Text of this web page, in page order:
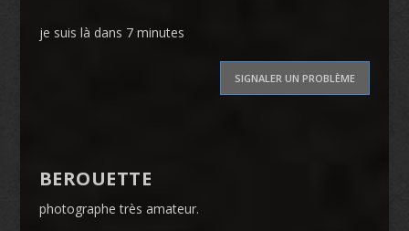
je suis là dans 7 minutes
SIGNALER UN PROBLÈME
BEROUETTE
photographe très amateur.